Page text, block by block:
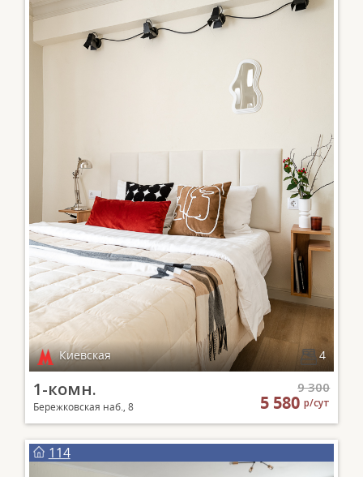
Киевская 4
1-комн.
Бережковская наб., 8
9 300
5 580р/сут
114